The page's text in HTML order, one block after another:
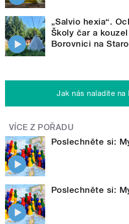
„Salvio hexia“.
Školy čar a
Borovnici na
Jak nás naladíte na
VÍCE Z POŘADU
Poslechněte si:
Poslechněte si: